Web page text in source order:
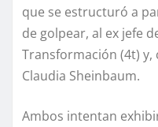
que se estructuró a
de golpear, al ex jefe
Transformación (4t) y,
Claudia Sheinbaum.
Ambos intentan